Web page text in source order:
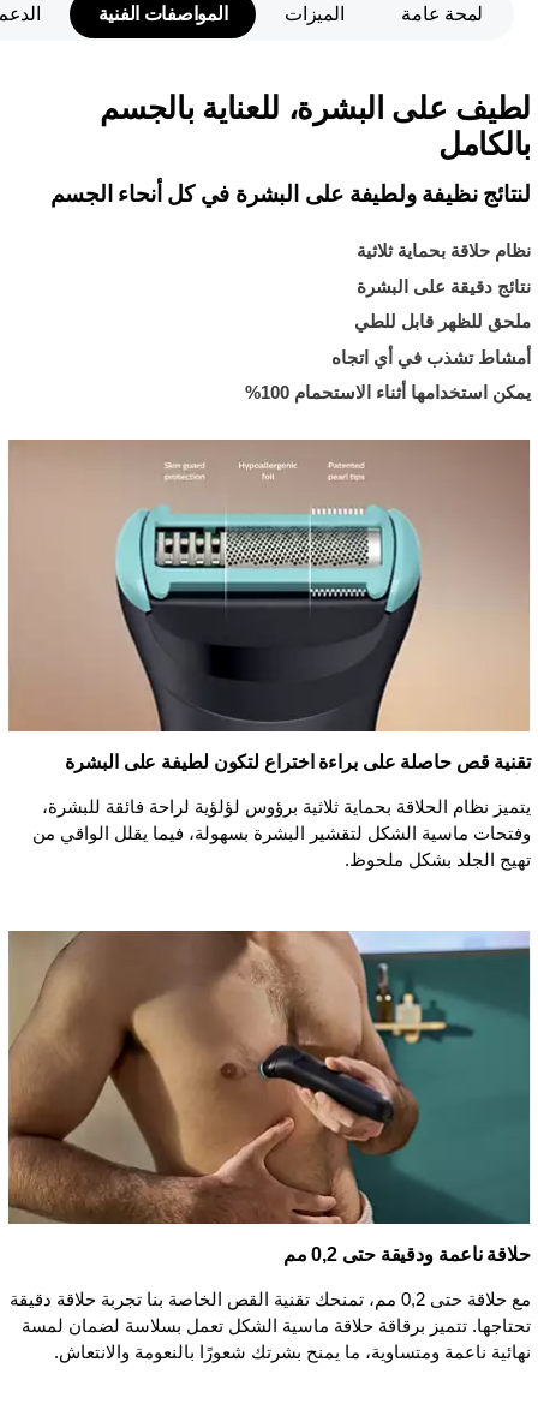
لمحة عامة الميزات المواصفات الفنية
لطيف على البشرة، للعناية بالجسم
بالكامل
لنتائج نظيفة ولطيفة على البشرة في كل أنحاء الجسم
نظام حلاقة بحماية ثلاثية
نتائج دقيقة على البشرة
ملحق للظهر قابل للطي
أمشاط تشذب في أي اتجاه
يمكن استخدامها أثناء الاستحمام 100%
تقنية قص حاصلة على براءة اختراع لتكون لطيفة على البشرة
يتميز نظام الحلاقة بحماية ثلاثية برؤوس لؤلؤية لراحة فائقة للبشرة،
وفتحات ماسية الشكل لتقشير البشرة بسهولة، فيما يقلل الواقي من
تهيج الجلد بشكل ملحوظ.
حلاقة ناعمة ودقيقة حتى 0,2 مم
مع حلاقة حتى 0,2 مم، تمنحك تقنية القص الخاصة بنا تجربة حلاقة دقيقة
تحتاجها. تتميز برقاقة حلاقة ماسية الشكل تعمل بسلاسة لضمان لمسة
نهائية ناعمة ومتساوية، ما يمنح بشرتك شعورًا بالنعومة والانتعاش.